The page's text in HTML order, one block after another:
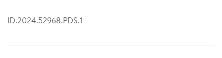
ID.2024.52968.PDS.1